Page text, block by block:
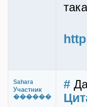
Sahara
Участник
������
#